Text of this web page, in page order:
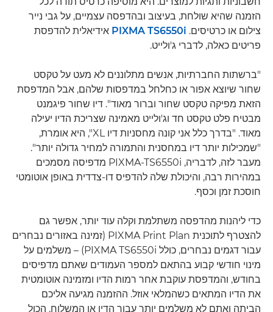
הזמנה שהיא שולחת, בעיצוב ובהדפסה עצמיים, על גבי נייר
צילום או כרטיסים. PIXMA TS6550i אידיאלית להדפסת
פריטים כאלה, לדברי ג'ולייט.
"ברשתות החברתיות, אנשים מתלוננים לא מעט על טקסט
שחור שיוצא אפור או כחלחל במדפסות שלהם, אבל המדפסת
הזאת מפיקה טקסט שחור וברור מאוד". דיו שחור פיגמנט
מבטיח פלט טקסט חד וג'ולייט מאמינה שצריכת הדיו יעילה
מאוד. "בדרך כלל אני קונה מחסניות דיו XL", היא אומרת,
"שמכילות יותר דיו במחסנית והתמורה למחיר גדולה יותר".
מעבר לזה, לדבריה, PIXMA-TS6550i מדפיסה מסמכים
במהירות רבה, והיכולת שלה להדפיס דו-צדדית באופן אוטומטי
חוסכת זמן וכסף.
כדי ליהנות מהדפסה משתלמת וקלה עוד יותר, אפשר גם
להצטרף לתוכנית PIXMA Print Plan (זמינה באזורים נבחרים
עבור דגמים נבחרים, כולל PIXMA TS6550i) – משלמים על
מינוי חודשי קבוע בהתאם למספר העמודים שאתם מדפיסים
בחודש, והמדפסת עוקבת אחר רמות הדיו ומזמינה אוטומטית
את הדיו המתאים כשהמלאי אוזל. ההזמנה מגיעה אליכם
הביתה ואתם לא משלמים יותר עבור הדיו או המשלוח, הכול